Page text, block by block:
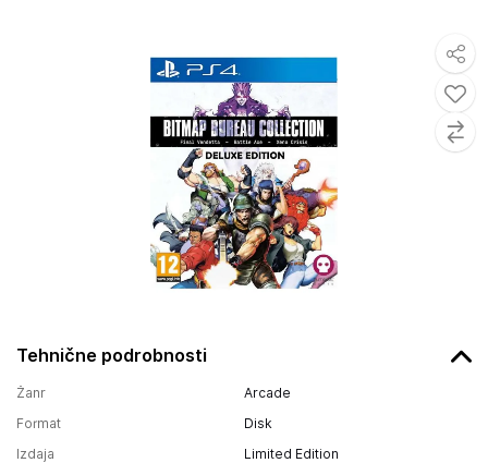
Tehnične podrobnosti
Žanr
Arcade
Format
Disk
Izdaja
Limited Edition